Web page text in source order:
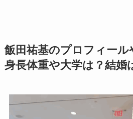
飯田祐基のプロフィール
身長体重や大学は？結